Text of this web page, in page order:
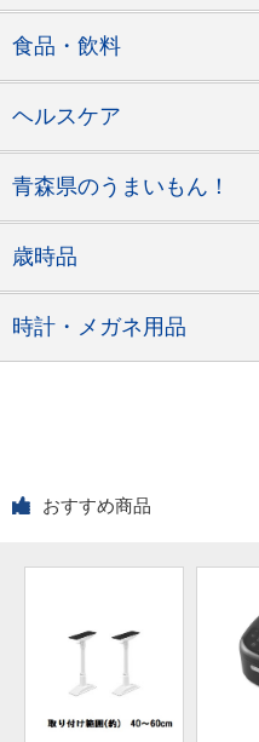
食品・飲料
ヘルスケア
青森県のうまいもん！
歳時品
時計・メガネ用品
おすすめ商品